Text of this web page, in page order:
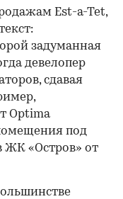
Est-a-Tet,
задуманная
девелопер
сдавая
Optima
под
ЖК «Остров» от